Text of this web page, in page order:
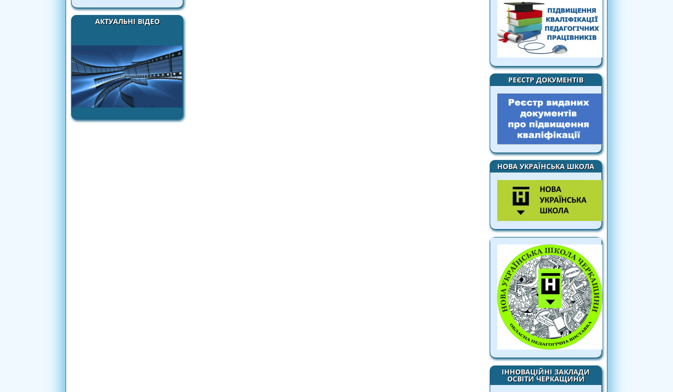
АКТУАЛЬНІ ВІДЕО
РЕЄСТР ДОКУМЕНТІВ
НОВА УКРАЇНСЬКА ШКОЛА
ІННОВАЦІЙНІ ЗАКЛАДИ
ОСВІТИ ЧЕРКАЩИНИ